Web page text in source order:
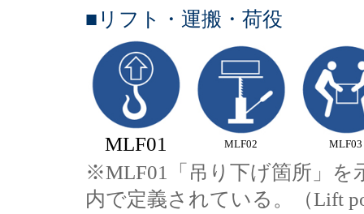
■リフト・運搬・荷役
MLF01 MLF02 MLF03
※MLF01「吊り下げ箇所」を
内で定義されている。（Lift